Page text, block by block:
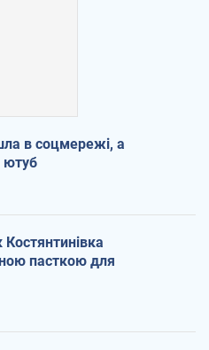
в соцмережі, а
ютуб
Костянтинівка
пасткою для